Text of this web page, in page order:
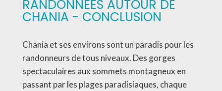
RANDONNÉES AUTOUR DE
CHANIA - CONCLUSION
Chania et ses environs sont un paradis pour les
randonneurs de tous niveaux. Des gorges
spectaculaires aux sommets montagneux en
passant par les plages paradisiaques, chaque